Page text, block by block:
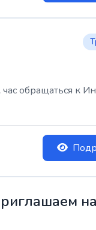
обращаться к
на